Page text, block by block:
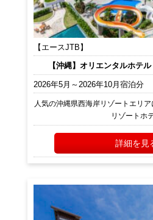
【エースJTB】
【沖縄】オリエンタルホテ
2026年5月～2026年10月宿泊分
人気の沖縄県西海岸リゾートエリ
リゾートホ
詳細を見